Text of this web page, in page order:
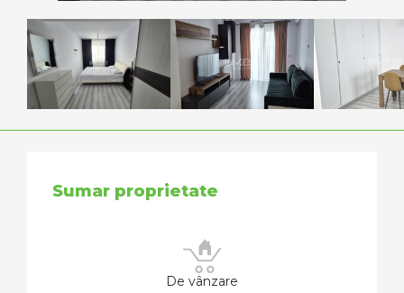
Sumar proprietate
De vânzare